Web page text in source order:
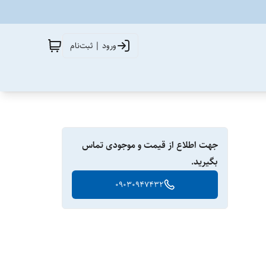
ورود | ثبت‌نام
جهت اطلاع از قیمت و موجودی تماس
بگیرید.
09030947432